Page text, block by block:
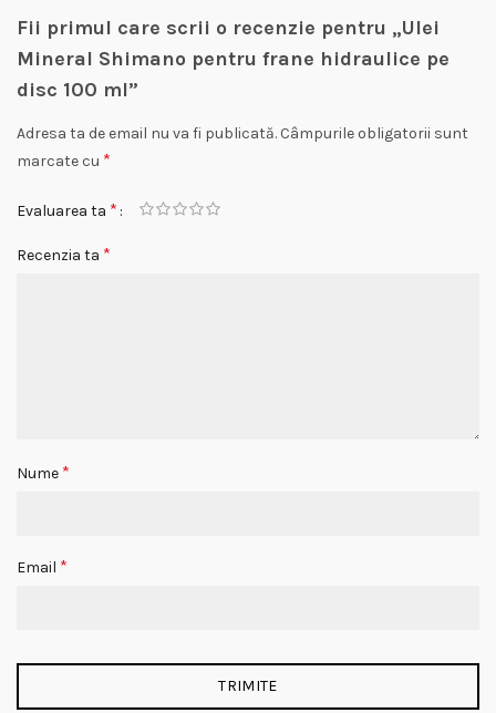
Fii primul care scrii o recenzie pentru „Ulei
Mineral Shimano pentru frane hidraulice pe
disc 100 ml”
Adresa ta de email nu va fi publicată. Câmpurile obligatorii sunt
marcate cu *
Evaluarea ta *
Recenzia ta *
Nume *
Email *